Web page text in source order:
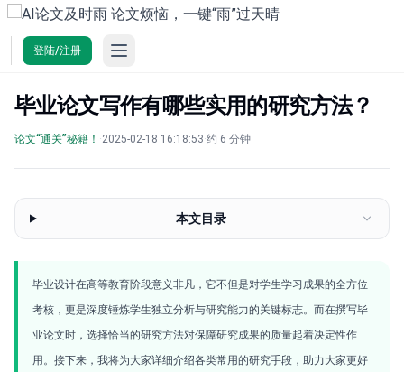
登陆/注册 Open main menu
AI论文及时雨 论文“通关”秘籍！
毕业论文写作有哪些实用的研究方法？
论文“通关”秘籍！ ·2025-02-18 16:18:53·约 6 分钟
本文目录
毕业设计在高等教育阶段意义非凡，它不但是对学生学习成果的全方位
考核，更是深度锤炼学生独立分析与研究能力的关键标志。而在撰写毕
业论文时，选择恰当的研究方法对保障研究成果的质量起着决定性作
用。接下来，我将为大家详细介绍各类常用的研究手段，助力大家更好